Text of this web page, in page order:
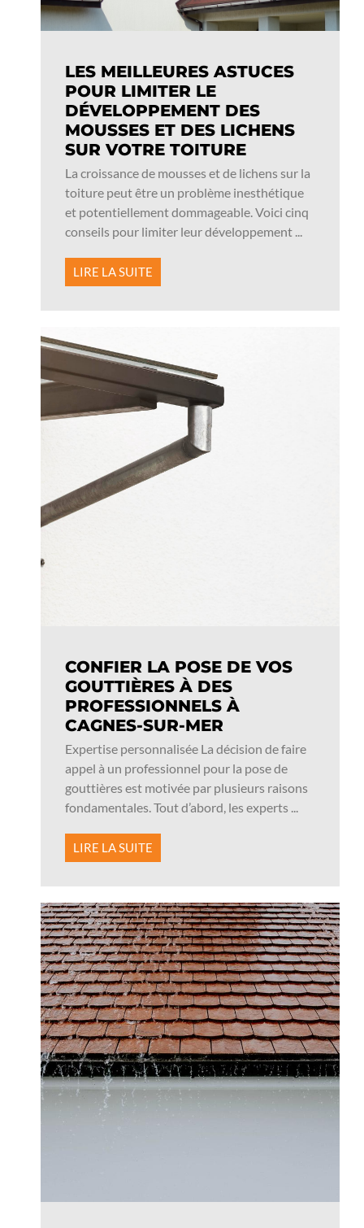
LES MEILLEURES ASTUCES
POUR LIMITER LE
DÉVELOPPEMENT DES
MOUSSES ET DES LICHENS
SUR VOTRE TOITURE
La croissance de mousses et de lichens sur la
toiture peut être un problème inesthétique
et potentiellement dommageable. Voici cinq
conseils pour limiter leur développement ...
LIRE LA SUITE
CONFIER LA POSE DE VOS
GOUTTIÈRES À DES
PROFESSIONNELS À
CAGNES-SUR-MER
Expertise personnalisée La décision de faire
appel à un professionnel pour la pose de
gouttières est motivée par plusieurs raisons
fondamentales. Tout d’abord, les experts ...
LIRE LA SUITE